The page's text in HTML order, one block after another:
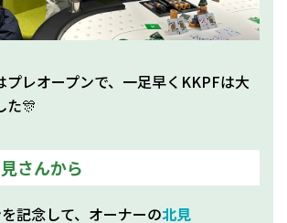
プレオープンで、一足早くKKPFは大
た🎊
さんから
記念して、オーナーの北見